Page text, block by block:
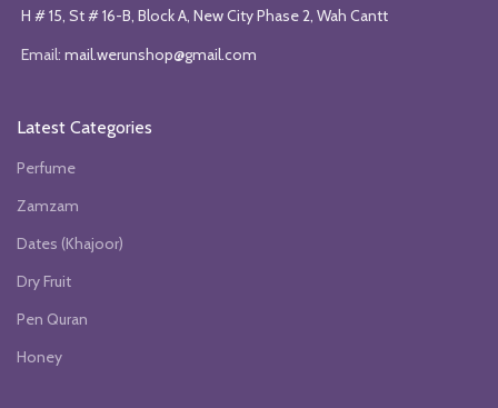
H # 15, St # 16-B, Block A, New City Phase 2, Wah Cantt
Email: mail.werunshop@gmail.com
Latest Categories
Perfume
Zamzam
Dates (Khajoor)
Dry Fruit
Pen Quran
Honey